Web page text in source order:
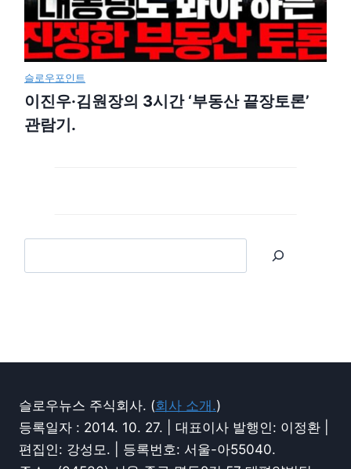
슬로우포인트
이진우·김원장의 3시간 ‘부동산 끝장토론’
관람기.
슬로우뉴스 주식회사. (회사 소개.)
등록일자 : 2014. 10. 27. | 대표이사 발행인: 이정환 |
편집인: 강성모. | 등록번호: 서울-아55040.